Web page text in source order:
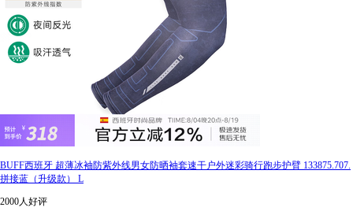
BUFF西班牙 超薄冰袖防紫外线男女防晒袖套速干户外迷彩骑行跑步护臂 133875.707.
拼接蓝（升级款） L
2000人好评